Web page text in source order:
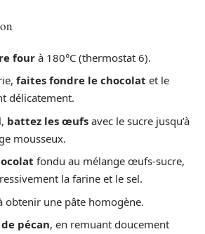
four à 180°C (thermostat 6).
faites fondre le chocolat et le
délicatement.
battez les œufs avec le sucre jusqu’à
mousseux.
fondu au mélange œufs-sucre,
la farine et le sel.
obtenir une pâte homogène.
pécan, en remuant doucement